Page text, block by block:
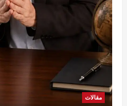
مقالات